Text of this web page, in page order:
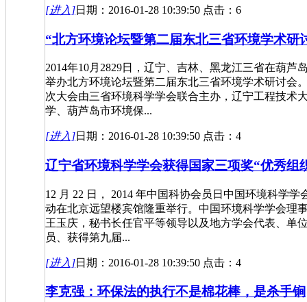
[进入]日期：2016-01-28 10:39:50 点击：6
“北方环境论坛暨第二届东北三省环境学术研
2014年10月2829日，辽宁、吉林、黑龙江三省在葫芦
举办北方环境论坛暨第二届东北三省环境学术研讨会
次大会由三省环境科学学会联合主办，辽宁工程技术
学、葫芦岛市环境保...
[进入]日期：2016-01-28 10:39:50 点击：4
辽宁省环境科学学会获得国家三项奖“优秀组
12 月 22 日， 2014 年中国科协会员日中国环境科学学
动在北京远望楼宾馆隆重举行。中国环境科学学会理
王玉庆，秘书长任官平等领导以及地方学会代表、单
员、获得第九届...
[进入]日期：2016-01-28 10:39:50 点击：4
李克强：环保法的执行不是棉花棒，是杀手锏